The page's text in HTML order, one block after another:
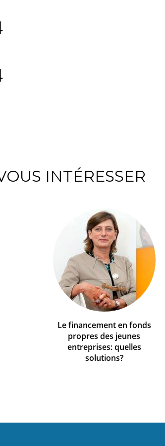
INTÉRESSER
Le financement en fonds
propres des jeunes
entreprises: quelles
solutions?